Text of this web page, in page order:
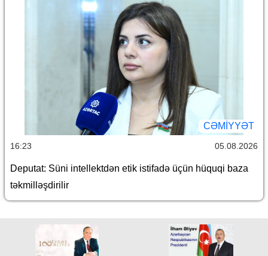
CƏMİYYƏT
16:23 05.08.2026
Deputat: Süni intellektdən etik istifadə üçün hüquqi baza
təkmilləşdirilir